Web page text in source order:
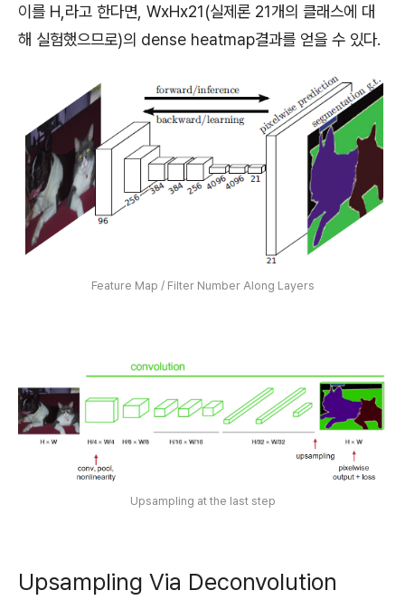
이를 H,라고 한다면, WxHx21(실제론 21개의 클래스에 대
해 실험했으므로)의 dense heatmap결과를 얻을 수 있다.
Feature Map / Filter Number Along Layers
Upsampling at the last step
Upsampling Via Deconvolution